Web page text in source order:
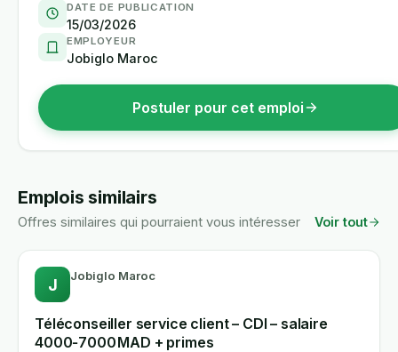
DATE DE PUBLICATION
15/03/2026
EMPLOYEUR
Jobiglo Maroc
Postuler pour cet emploi
Emplois similairs
Offres similaires qui pourraient vous intéresser Voir tout
J Jobiglo Maroc
Téléconseiller service client – CDI – salaire
4000‑7000 MAD + primes